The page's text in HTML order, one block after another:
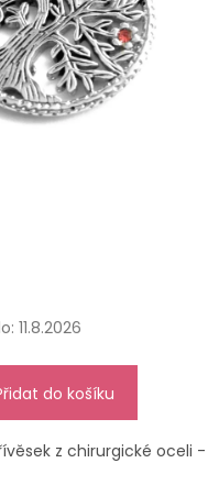
11.8.2026
do košíku
z chirurgické oceli